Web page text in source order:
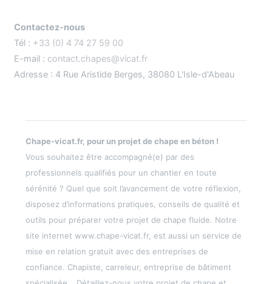
Contactez-nous
Tél : +33 (0) 4 74 27 59 00
E-mail : contact.chapes@vicat.fr
Adresse : 4 Rue Aristide Berges, 38080 L'Isle-d'Abeau
Chape-vicat.fr, pour un projet de chape en béton !
Vous souhaitez être accompagné(e) par des
professionnels qualifiés pour un chantier en toute
sérénité ? Quel que soit l’avancement de votre réflexion,
disposez d’informations pratiques, conseils de qualité et
outils pour préparer votre projet de chape fluide. Notre
site internet www.chape-vicat.fr, est aussi un service de
mise en relation gratuit avec des entreprises de
confiance. Chapiste, carreleur, entreprise de bâtiment